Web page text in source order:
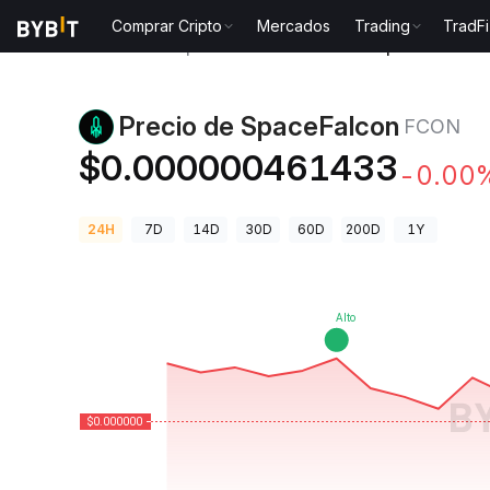
Comprar Cripto Mercados Trading
TradFi
Precio de SpaceFalcon FCON
$0.000000461433 -
24H 7D 14D 30D 60D 200D 1Y